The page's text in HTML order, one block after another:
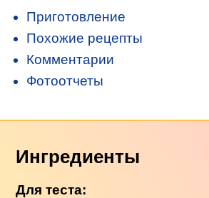
Приготовление
Похожие рецепты
Комментарии
Фотоотчеты
Ингредиенты
Для теста: